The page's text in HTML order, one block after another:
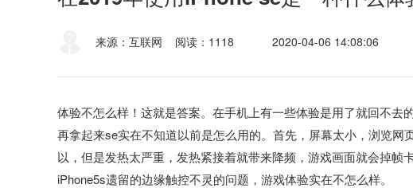
来源：互联网 阅读：1118 2020-04-06 14:08:06
体验不怎么样！这就是答案。在手机上有一些体验是用了就回不去
再拿起来se实在不知道以前是怎么用的。首先，屏幕太小，浏览
以，但是发热太严重，发热紧接着就带来降频，游戏画面就会掉帧
iPhone5s遗留的边缘触控不灵的问题，游戏体验实在不怎么样。